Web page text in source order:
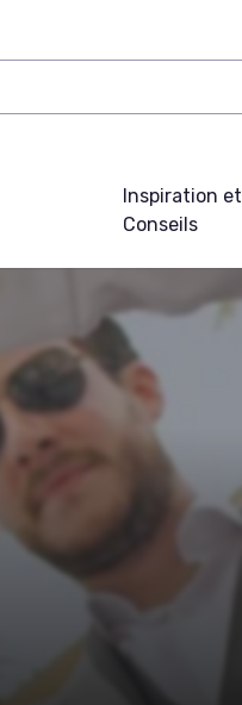
Inspiration et
Conseils